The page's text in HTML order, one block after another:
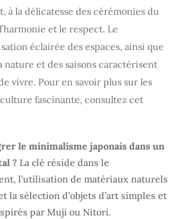
à la délicatesse des cérémonies du
et le respect. Le
éclairée des espaces, ainsi que
nature et des saisons caractérisent
vivre. Pour en savoir plus sur les
fascinante, consultez cet
le minimalisme japonais dans un
? La clé réside dans le
l’utilisation de matériaux naturels
la sélection d’objets d’art simples et
par Muji ou Nitori.